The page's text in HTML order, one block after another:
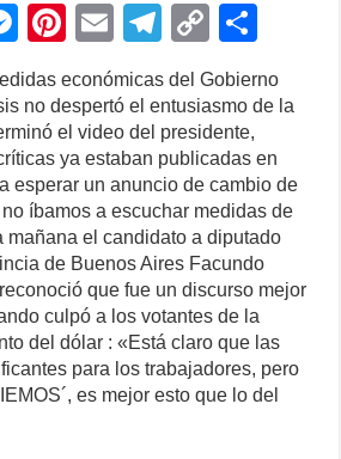
M
e
ss
e
n
g
er
Pi
er
e
st
E
m
ail
T
el
e
gr
a
m
C
o
p
y
Li
n
k
ar
económicas del Gobierno
no despertó el entusiasmo de la
el video del presidente,
ya estaban publicadas en
esperar un anuncio de cambio de
íbamos a escuchar medidas de
mañana el candidato a diputado
de Buenos Aires Facundo
que fue un discurso mejor
culpó a los votantes de la
del dólar : «Está claro que las
para los trabajadores, pero
es mejor esto que lo del